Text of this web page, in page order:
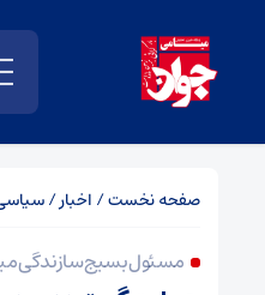
صفحه نخست/ اخبار/
مسئول بسیج سازندگی